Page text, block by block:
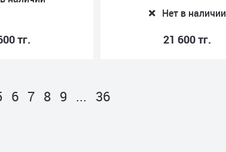
тг.
Нет в наличии
21 600 тг.
6 7 8 9 ... 36